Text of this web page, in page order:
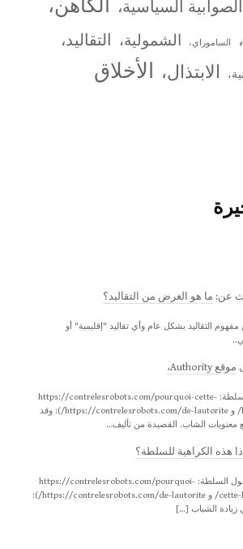
الصوابية السياسية، الكاهن،
الساموراي، الشمولية، التقاليد،
الابتذال، الأخلاق
عن: ما هو الغرض من التقاليد؟
مفهوم التقاليد بشكل عام وأي تقاليد "إقليمية" أو
موقع Authority،
[…] مقالات حول السلطة: https://contrelesrobots.com/pourquoi-cette-
haine-de-lautorite/ و https://contrelesrobots.com/de-lautorite/): وقد
معنويات الشاب. القصيدة من تأليف…
هذه الكراهية للسلطة؟
[…] هذه المقالات حول السلطة: https://contrelesrobots.com/pourquoi-
cette-haine-de-lautorite/ و https://contrelesrobots.com/de-lautorite/):
زيادة الشباب […]